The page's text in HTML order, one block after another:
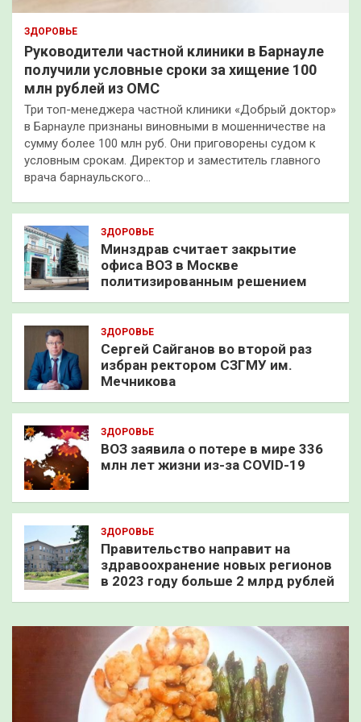
ЗДОРОВЬЕ
Руководители частной клиники в Барнауле
получили условные сроки за хищение 100
млн рублей из ОМС
Три топ-менеджера частной клиники «Добрый доктор»
в Барнауле признаны виновными в мошенничестве на
сумму более 100 млн руб. Они приговорены судом к
условным срокам. Директор и заместитель главного
врача барнаульского…
ЗДОРОВЬЕ
Минздрав считает закрытие
офиса ВОЗ в Москве
политизированным решением
ЗДОРОВЬЕ
Сергей Сайганов во второй раз
избран ректором СЗГМУ им.
Мечникова
ЗДОРОВЬЕ
ВОЗ заявила о потере в мире 336
млн лет жизни из-за COVID-19
ЗДОРОВЬЕ
Правительство направит на
здравоохранение новых регионов
в 2023 году больше 2 млрд рублей